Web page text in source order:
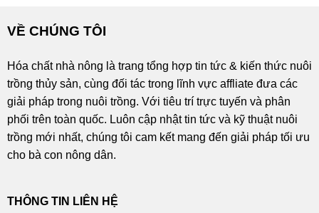
VỀ CHÚNG TÔI
Hóa chất nhà nông là trang tổng hợp tin tức & kiến thức nuôi
trồng thủy sản, cùng đối tác trong lĩnh vực affliate đưa các
giải pháp trong nuôi trồng. Với tiêu trí trực tuyến và phân
phối trên toàn quốc. Luôn cập nhật tin tức và kỹ thuật nuôi
trồng mới nhất, chúng tôi cam kết mang đến giải pháp tối ưu
cho bà con nông dân.
THÔNG TIN LIÊN HỆ